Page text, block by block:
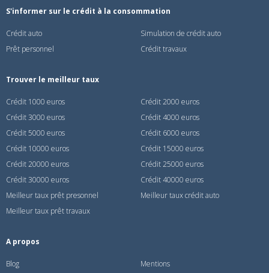
S'informer sur le crédit à la consommation
Crédit auto
Simulation de crédit auto
Prêt personnel
Crédit travaux
Trouver le meilleur taux
Crédit 1000 euros
Crédit 2000 euros
Crédit 3000 euros
Crédit 4000 euros
Crédit 5000 euros
Crédit 6000 euros
Crédit 10000 euros
Crédit 15000 euros
Crédit 20000 euros
Crédit 25000 euros
Crédit 30000 euros
Crédit 40000 euros
Meilleur taux prêt presonnel
Meilleur taux crédit auto
Meilleur taux prêt travaux
A propos
Blog Mentions